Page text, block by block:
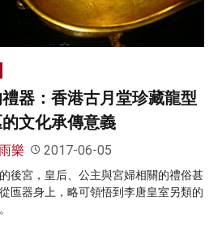
器：香港古月堂珍藏龍型
文化承傳意義
樂 2017-06-05
後宮，皇后、公主與宮婦相關的禮俗甚
匜器身上，略可領悟到李唐皇室另類的